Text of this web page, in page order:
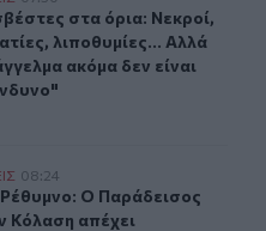
στα όρια: Νεκροί,
στα όρια: Νεκροί,
λιποθυμίες... Αλλά
ακόμα δεν είναι
απ’ την Κόλαση απέχει
08:24
Ρέθυμνο: Ο Παράδεισος απ’
Ο Παράδεισος
Κόλαση απέχει